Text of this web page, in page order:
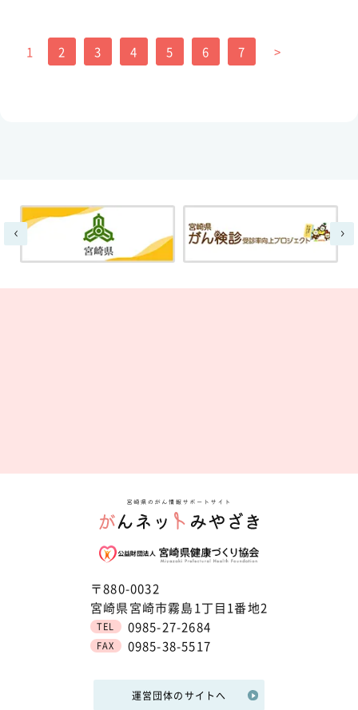
稿
ョ
ン
1 2 3 4 5 6 7 >
〒880-0032
宮崎県宮崎市霧島1丁目1番地2
TEL 0985-27-2684
FAX 0985-38-5517
運営団体のサイトへ